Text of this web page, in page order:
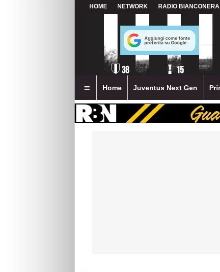
HOME NETWORK RADIO BIANCONERA
Home Juventus Next Gen